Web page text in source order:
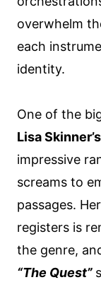
overwhelm
each
identity.
One of the
Lisa Skinner’s
impressive
screams to
passages.
registers is
the genre,
“The Quest”